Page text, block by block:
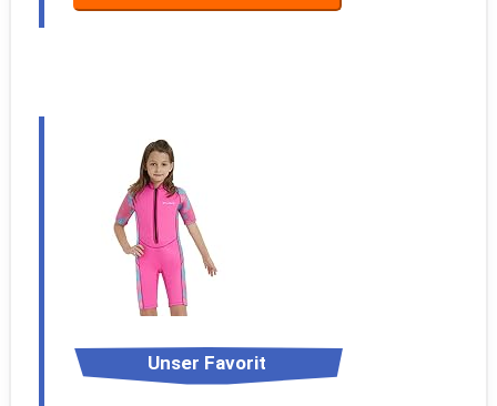
Unser Favorit